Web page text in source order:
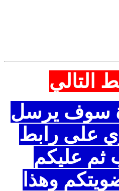
يرسل
رابط
وهذا